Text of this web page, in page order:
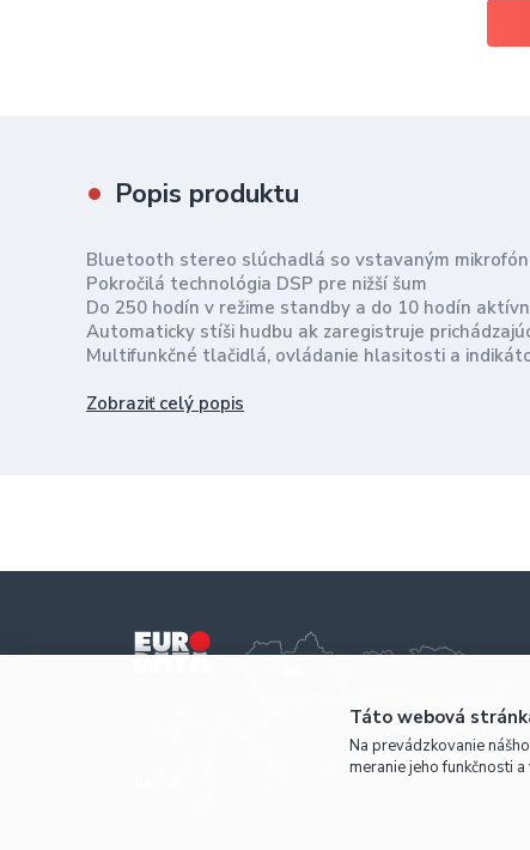
Popis produktu
Bluetooth stereo slúchadlá so vstavaným
Pokročilá technológia DSP pre nižší šum
Do 250 hodín v režime standby a do 10 hodín
Automaticky stíši hudbu ak zaregistruje
Multifunkčné tlačidlá, ovládanie hlasitosti a
Priemer reproduktora: 40 mm
Impedancia: 32 Ohm
Spotreba energie: 3,7 V DC, až 45 mA
Rozmery: 170 x 175 x 70 mm (D x Š x H)
Dĺžka USB nabíjacieho kábla: 1 m
Zobraziť celý popis
Táto webová
Na prevádzkovanie
meranie jeho funkčnosti